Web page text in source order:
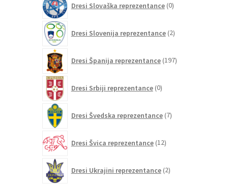
Dresi Slovaška reprezentance 0izdelkov
Dresi Slovenija reprezentance 2izdelka
Dresi Španija reprezentance 197izdelkov
Dresi Srbiji reprezentance 0izdelkov
Dresi Švedska reprezentance 7izdelkov
Dresi Švica reprezentance 12izdelkov
Dresi Ukrajini reprezentance 2izdelka